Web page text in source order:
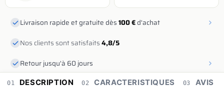
Livraison rapide et gratuite dès100 €d'achat
Nos clients sont satisfaits4,8/5
Retour jusqu'à 60 jours
01 DESCRIPTION 02 CARACTERISTIQUES 03 AVIS